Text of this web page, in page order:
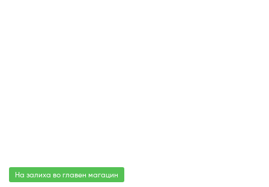
На залиха во главен магацин